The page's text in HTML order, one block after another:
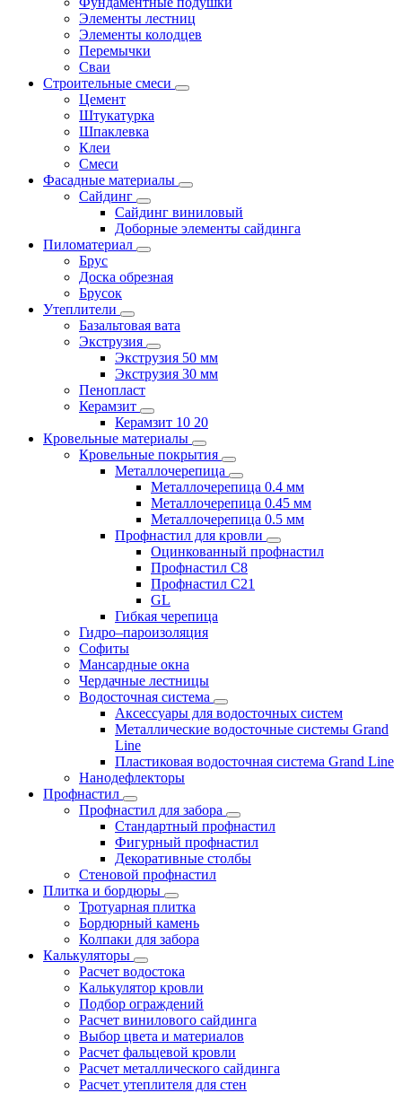
Элементы лестниц
Элементы колодцев
Перемычки
Сваи
Строительные смеси
Цемент
Штукатурка
Шпаклевка
Клеи
Смеси
Фасадные материалы
Сайдинг
Сайдинг виниловый
Доборные элементы сайдинга
Пиломатериал
Брус
Доска обрезная
Брусок
Утеплители
Базальтовая вата
Экструзия
Экструзия 50 мм
Экструзия 30 мм
Пенопласт
Керамзит
Керамзит 10 20
Кровельные материалы
Кровельные покрытия
Металлочерепица
Металлочерепица 0.4 мм
Металлочерепица 0.45 мм
Металлочерепица 0.5 мм
Профнастил для кровли
Оцинкованный профнастил
Профнастил С8
Профнастил С21
GL
Гибкая черепица
Гидро–пароизоляция
Софиты
Мансардные окна
Чердачные лестницы
Водосточная система
Аксессуары для водосточных систем
Металлические водосточные системы Grand
Line
Пластиковая водосточная система Grand Line
Нанодефлекторы
Профнастил
Профнастил для забора
Стандартный профнастил
Фигурный профнастил
Декоративные столбы
Стеновой профнастил
Плитка и бордюры
Тротуарная плитка
Бордюрный камень
Колпаки для забора
Калькуляторы
Расчет водостока
Калькулятор кровли
Подбор ограждений
Расчет винилового сайдинга
Выбор цвета и материалов
Расчет фальцевой кровли
Расчет металлического сайдинга
Расчет утеплителя для стен